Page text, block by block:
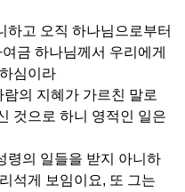
하고 오직 하나님으로부터
금 하나님께서 우리에게
심이라
의 지혜가 가르친 말로
것으로 하니 영적인 일은
령의 일들을 받지 아니하
석게 보임이요, 또 그는